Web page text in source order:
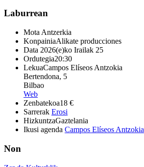
Laburrean
Mota Antzerkia
KonpainiaAlikate producciones
Data 2026(e)ko Irailak 25
Ordutegia20:30
LekuaCampos Elíseos Antzokia
Bertendona, 5
Bilbao
Web
Zenbatekoa18 €
Sarrerak Erosi
HizkuntzaGaztelania
Ikusi agenda Campos Elíseos Antzokia
Non